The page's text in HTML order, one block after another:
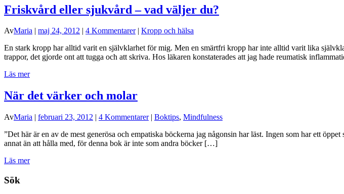
Friskvård eller sjukvård – vad väljer du?
AvMaria | maj 24, 2012 | 4 Kommentarer| Kropp och hälsa
En stark kropp har alltid varit en självklarhet för mig. Men en smärtfri kropp har inte alltid varit lika
trappor, det gjorde ont att tugga och att skriva. Hos läkaren konstaterades att jag hade reumatisk
Läs mer
När det värker och molar
AvMaria | februari 23, 2012 | 4 Kommentarer| Boktips, Mindfulness
”Det här är en av de mest generösa och empatiska böckerna jag någonsin har läst. Ingen som har ett
annat än att hålla med, för denna bok är inte som andra böcker […]
Läs mer
Sök